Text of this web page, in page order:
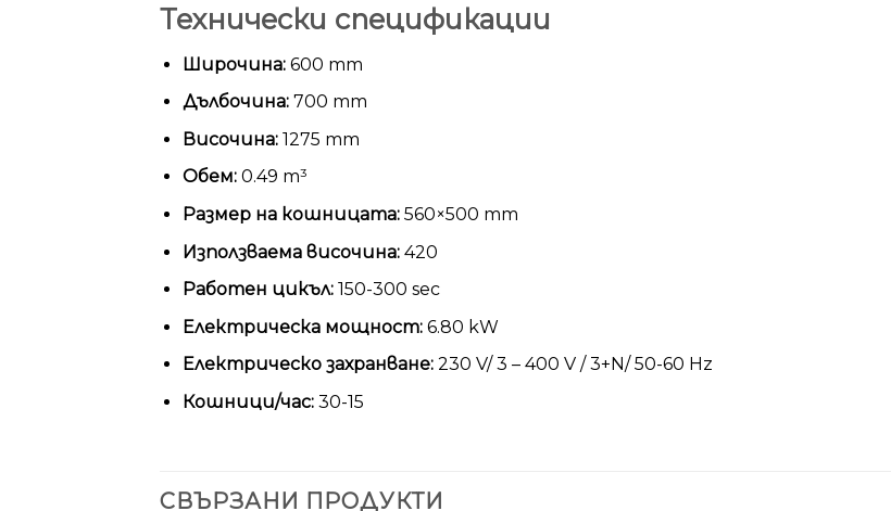
Технически спецификации
Широчина:600 mm
Дълбочина:700 mm
Височина:1275 mm
Обем:0.49 m³
Размер на кошницата:560×500 mm
Използваема височина:420
Работен цикъл:150-300 sec
Електрическа мощност:6.80 kW
Електрическо захранване:230 V/ 3 – 400 V / 3+N/ 50-60 Hz
Кошници/час:30-15
СВЪРЗАНИ ПРОДУКТИ